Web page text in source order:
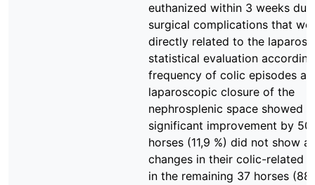
euthanized within 3 weeks
surgical complications that
directly related to the
statistical evaluation
frequency of colic episodes
laparoscopic closure of the
nephrosplenic space showed a
significant improvement by
horses (11,9 %) did not show
changes in their colic-related
in the remaining 37 horses